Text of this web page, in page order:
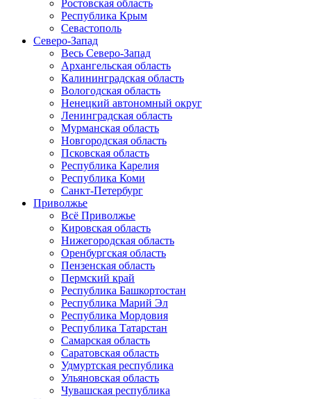
Ростовская область
Республика Крым
Севастополь
Северо-Запад
Весь Северо-Запад
Архангельская область
Калининградская область
Вологодская область
Ненецкий автономный округ
Ленинградская область
Мурманская область
Новгородская область
Псковская область
Республика Карелия
Республика Коми
Санкт-Петербург
Приволжье
Всё Приволжье
Кировская область
Нижегородская область
Оренбургская область
Пензенская область
Пермский край
Республика Башкортостан
Республика Марий Эл
Республика Мордовия
Республика Татарстан
Самарская область
Саратовская область
Удмуртская республика
Ульяновская область
Чувашская республика